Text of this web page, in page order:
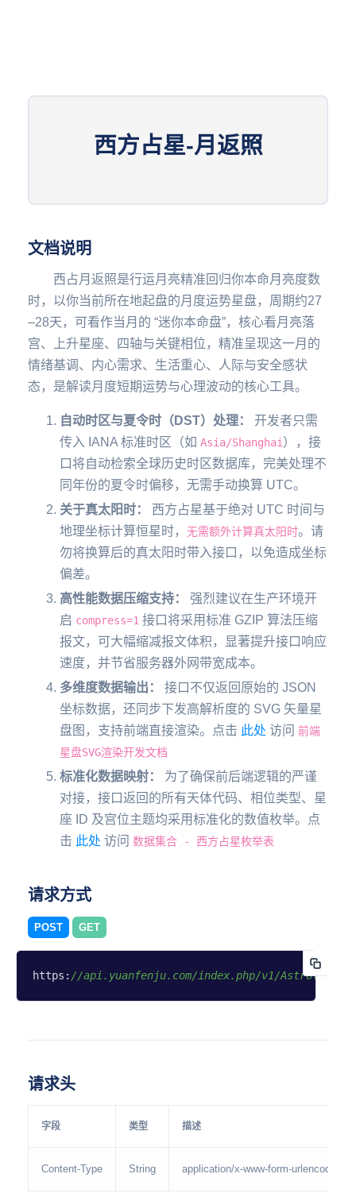
西方占星-月返照
文档说明
西占月返照是行运月亮精准回归你本命月亮度数
时，以你当前所在地起盘的月度运势星盘，周期约27
–28天，可看作当月的 “迷你本命盘”，核心看月亮落
宫、上升星座、四轴与关键相位，精准呈现这一月的
情绪基调、内心需求、生活重心、人际与安全感状
态，是解读月度短期运势与心理波动的核心工具。
自动时区与夏令时（DST）处理：
开发者只需
传入 IANA 标准时区（如 Asia/Shanghai），接
口将自动检索全球历史时区数据库，完美处理不
同年份的夏令时偏移，无需手动换算 UTC。
关于真太阳时：
西方占星基于绝对 UTC 时间与
地理坐标计算恒星时， 无需额外计算真太阳时。请
勿将换算后的真太阳时带入接口，以免造成坐标
偏差。
高性能数据压缩支持：
强烈建议在生产环境开
启 compress=1 接口将采用标准 GZIP 算法压缩
报文，可大幅缩减报文体积，显著提升接口响应
速度，并节省服务器外网带宽成本。
多维度数据输出：
接口不仅返回原始的 JSON
坐标数据，还同步下发高解析度的 SVG 矢量星
盘图，支持前端直接渲染。点击 此处 访问 前端
星盘SVG渲染开发文档
标准化数据映射：
为了确保前后端逻辑的严谨
对接，接口返回的所有天体代码、相位类型、星
座 ID 及宫位主题均采用标准化的数值枚举。点
击 此处 访问 数据集合 - 西方占星枚举表
请求方式
POST GET
https: //api.yuanfenju.com/index.php/v1/Astrology/
请求头
字段 类型 描述
Content-Type String application/x-www-form-urlencoded